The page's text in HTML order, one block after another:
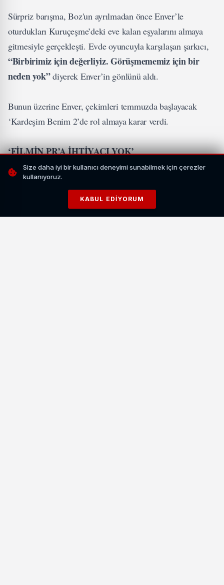
Sürpriz barışma, Boz'un ayrılmadan önce Enver’le
oturdukları Kuruçeşme’deki eve kalan eşyalarını almaya
gitmesiyle gerçekleşti. Evde oyuncuyla karşılaşan şarkıcı,
“Birbirimiz için değerliyiz. Görüşmememiz için bir
neden yok”diyerek Enver’in gönlünü aldı.
Bunun üzerine Enver, çekimleri temmuzda başlayacak
‘Kardeşim Benim 2’de rol almaya karar verdi.
‘FİLMİN PR’A İHTİYACI YOK’
Bebek’te bir mekânda arkadaşlarıyla buluşan Enver, Boz’la
başrollerinde yer aldıkları ve ilişkilerinin başladığı
‘Kardeşim Benim’in devam filminin PR’ı için barıştıkları
Size daha iyi bir kullanıcı deneyimi sunabilmek için çerezler
kullanıyoruz.
KABUL EDIYORUM